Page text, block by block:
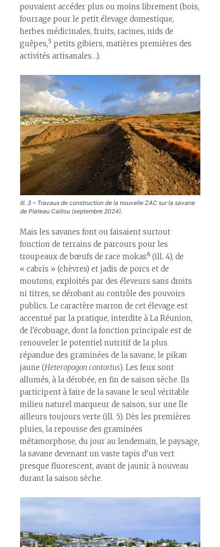
pouvaient accéder plus ou moins librement (bois,
fourrage pour le petit élevage domestique,
herbes médicinales, fruits, racines, nids de
guêpes,5 petits gibiers, matières premières des
activités artisanales…).
Ill. 3 – Travaux de construction de la nouvelle ZAC sur la savane
de Plateau Caillou (septembre 2024).
Mais les savanes font ou faisaient surtout
fonction de terrains de parcours pour les
troupeaux de bœufs de race mokas6 (ill. 4), de
« cabris » (chèvres) et jadis de porcs et de
moutons, exploités par des éleveurs sans droits
ni titres, se dérobant au contrôle des pouvoirs
publics. Le caractère marron de cet élevage est
accentué par la pratique, interdite à La Réunion,
de l’écobuage, dont la fonction principale est de
renouveler le potentiel nutritif de la plus
répandue des graminées de la savane, le pikan
jaune (Heteropogon contortus). Les feux sont
allumés, à la dérobée, en fin de saison sèche. Ils
participent à faire de la savane le seul véritable
milieu naturel marqueur de saison, sur une île
ailleurs toujours verte (ill. 5). Dès les premières
pluies, la repousse des graminées
métamorphose, du jour au lendemain, le paysage,
la savane devenant un vaste tapis d’un vert
presque fluorescent, avant de jaunir à nouveau
durant la saison sèche.